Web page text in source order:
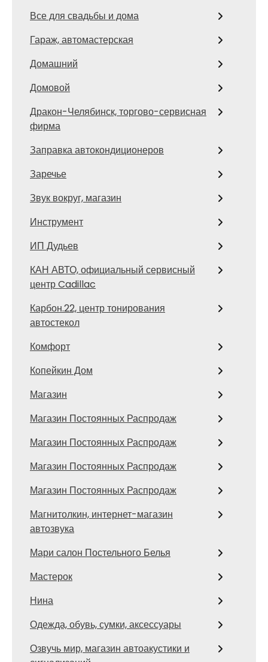
Все для свадьбы и дома
Гараж, автомастерская
Домашний
Домовой
Дракон-Челябинск, торгово-сервисная
фирма
Заправка автокондиционеров
Заречье
Звук вокруг, магазин
Инструмент
ИП Дудьев
КАН АВТО, официальный сервисный
центр Cadillac
Карбон.22, центр тонирования
автостекол
Комфорт
Копейкин Дом
Магазин
Магазин Постоянных Распродаж
Магазин Постоянных Распродаж
Магазин Постоянных Распродаж
Магазин Постоянных Распродаж
Магнитолкин, интернет-магазин
автозвука
Мари салон Постельного Белья
Мастерок
Нина
Одежда, обувь, сумки, аксессуары
Озвучь мир, магазин автоакустики и